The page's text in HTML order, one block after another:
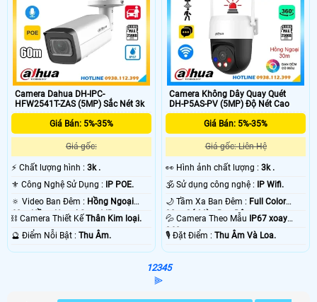
Camera Dahua DH-IPC-
HFW2541T-ZAS (5MP) Sắc Nét 3k
Giá Bán: 5%-35%
Giá gốc:
️⚡ Chất lượng hình : 3k .
⚜️ Công Nghệ Sử Dụng :
IP POE.
🔅 Video Ban Đêm : Hồng Ngoại
60m Hồng Ngoại Smart IR.
⛓ Camera Thiết Kế Thân Kim loại.
️🔮 Điểm Nỗi Bật : Thu Âm.
Camera Không Dây Quay Quét
DH-P5AS-PV (5MP) Độ Nét Cao
Giá Bán: 5%-35%
Giá gốc: Liên Hệ
️👀 Hình ảnh chất lượng :3k .
🕉️ Sử dụng công nghệ :
IP Wifi.
🌙 Tầm Xa Ban Đêm : Full Color
30m Có Màu Ban Ðêm.
💦 Camera Theo Mẫu
IP67 xoay
360.
️🎙 Đặt Điểm :Thu Âm Và Loa.
12345
⫸